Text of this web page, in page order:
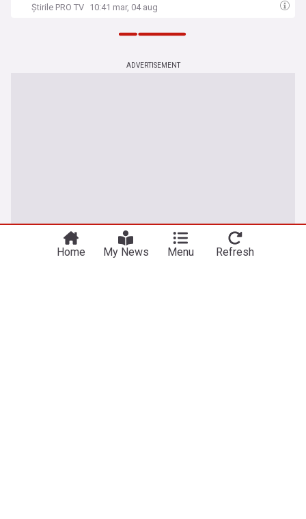
Știrile PRO TV 10:41 mar, 04 aug
ADVERTISEMENT